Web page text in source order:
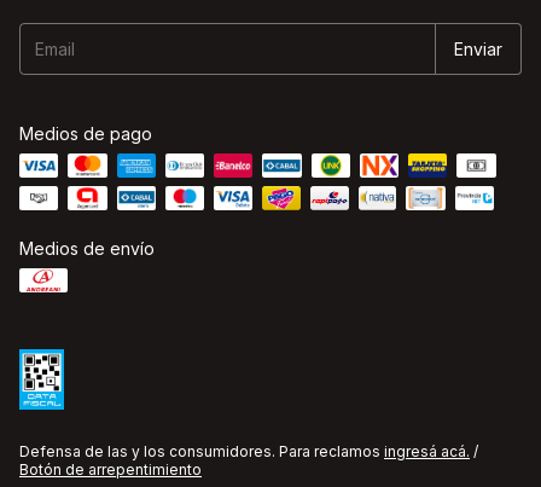
Medios de pago
Medios de envío
Defensa de las y los consumidores. Para reclamos ingresá acá. /
Botón de arrepentimiento